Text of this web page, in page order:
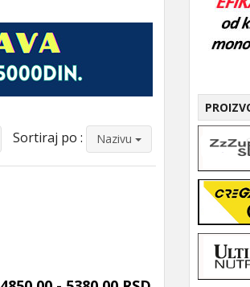
Sortiraj po : Nazivu